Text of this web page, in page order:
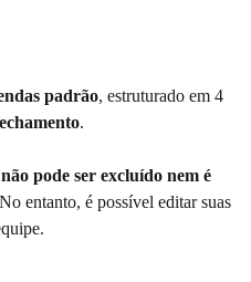
padrão, estruturado em 4
.
não pode ser excluído nem é
entanto, é possível editar suas